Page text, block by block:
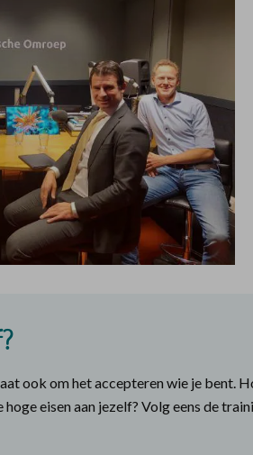
ook om het accepteren wie je bent.
eisen aan jezelf? Volg eens de